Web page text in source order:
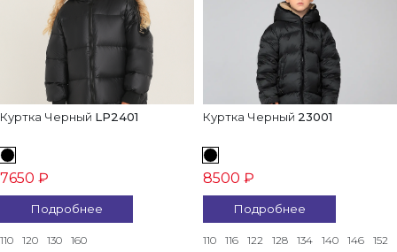
Куртка Черный LP2401
7650 ₽
Подробнее
110 120 130 160
Куртка Черный 23001
8500 ₽
Подробнее
110 116 122 128 134 140 146
152